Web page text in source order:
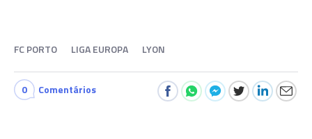
FC PORTO LIGA EUROPA LYON
0 Comentários